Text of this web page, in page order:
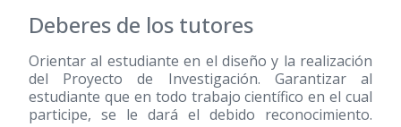
Deberes de los tutores
Orientar al estudiante en el diseño y la realización
del Proyecto de Investigación. Garantizar al
estudiante que en todo trabajo científico en el cual
participe, se le dará el debido reconocimiento.